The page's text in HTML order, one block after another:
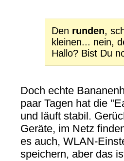
Den runden,
kleinen... nein,
Hallo? Bist Du
Doch echte
paar Tagen hat die
und läuft stabil.
Geräte, im Netz
es auch, WLAN-
speichern, aber das